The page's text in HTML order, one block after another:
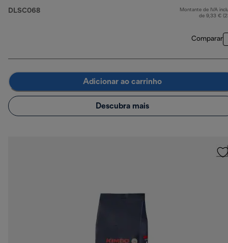
DLSC068
Montante de IVA
de 9,33 €
Comparar
Adicionar ao carrinho
Descubra mais